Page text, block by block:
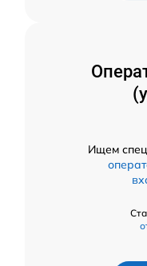
Ищем